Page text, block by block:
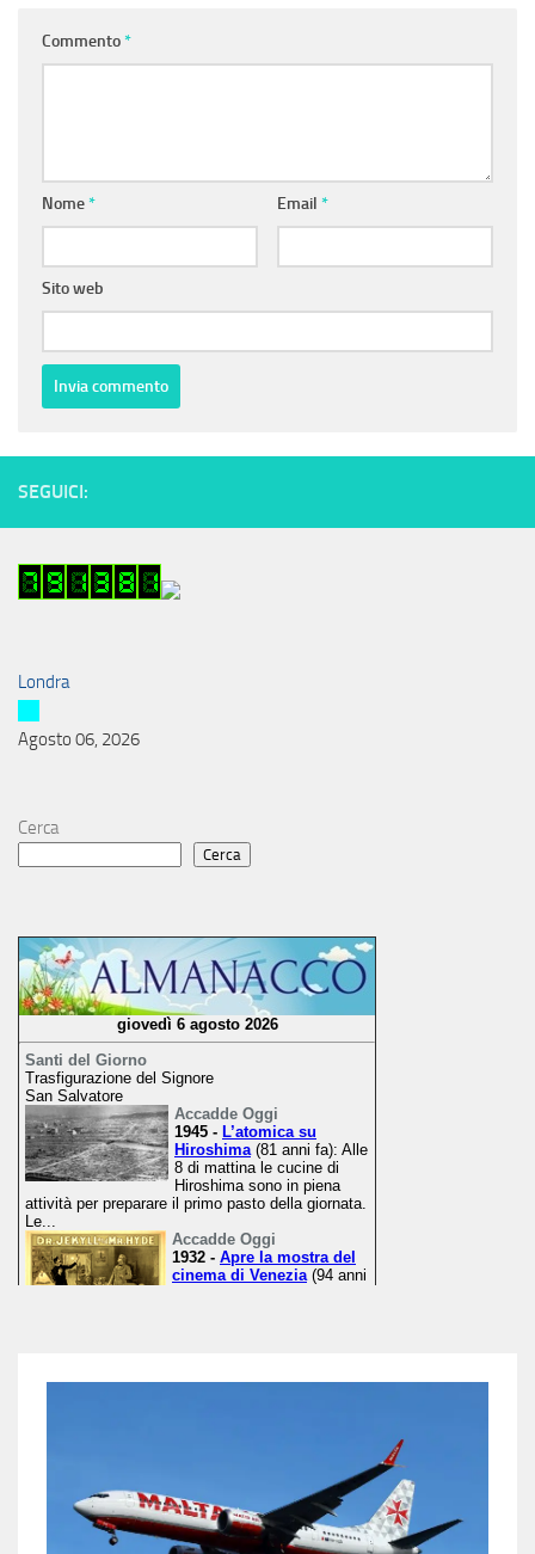
Commento*
Nome* Email *
Sito web
SEGUICI:
Londra
Agosto 06, 2026
Cerca
Cerca